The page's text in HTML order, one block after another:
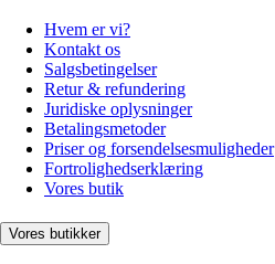
Hvem er vi?
Kontakt os
Salgsbetingelser
Retur & refundering
Juridiske oplysninger
Betalingsmetoder
Priser og forsendelsesmuligheder
Fortrolighedserklæring
Vores butik
Vores butikker